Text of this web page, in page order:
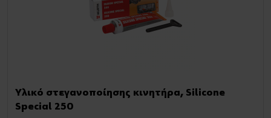
Υλικό στεγανοποίησης κινητήρα, Silicone
Special 250